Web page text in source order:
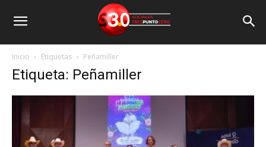
Inicio Etiquetas Peñamiller
Etiqueta: Peñamiller